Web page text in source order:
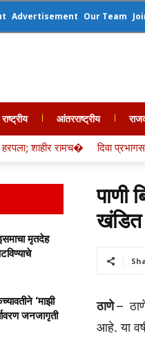
Advertisement Our Team
राष्ट्रीय आंतरराष्ट्रीय
दिवा प्रभागसमितीतस११
मृतदेह
‘माझी
जनजागृती
पाणी
खंडित
ठाणे–
आहे. या